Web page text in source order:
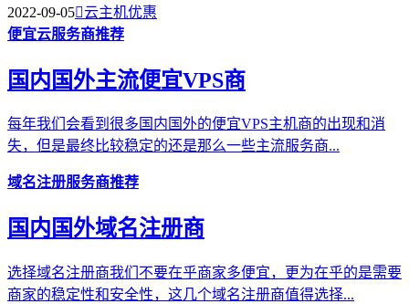
2022-09-05云主机优惠
便宜云服务商推荐
国内国外主流便宜VPS商
每年我们会看到很多国内国外的便宜VPS主机商的出现和消
失，但是最终比较稳定的还是那么一些主流服务商...
域名注册服务商推荐
国内国外域名注册商
选择域名注册商我们不要在乎商家多便宜，更为在乎的是需要
商家的稳定性和安全性，这几个域名注册商值得选择...